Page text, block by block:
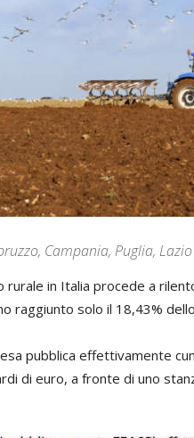
Campania, Puglia,
rurale in Italia procede a
raggiunto solo il 18,43%
pubblica effettivamente
di euro, a fronte di uno